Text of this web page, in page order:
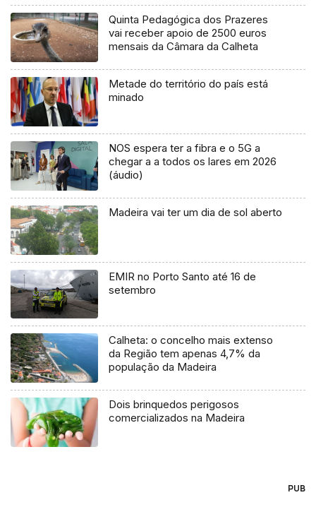
Quinta Pedagógica dos Prazeres
vai receber apoio de 2500 euros
mensais da Câmara da Calheta
Metade do território do país está
minado
NOS espera ter a fibra e o 5G a
chegar a a todos os lares em 2026
(áudio)
Madeira vai ter um dia de sol aberto
EMIR no Porto Santo até 16 de
setembro
Calheta: o concelho mais extenso
da Região tem apenas 4,7% da
população da Madeira
Dois brinquedos perigosos
comercializados na Madeira
PUB